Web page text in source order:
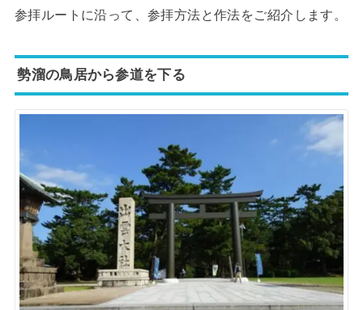
参拝ルートに沿って、参拝方法と作法をご紹介します。
勢溜の鳥居から参道を下る